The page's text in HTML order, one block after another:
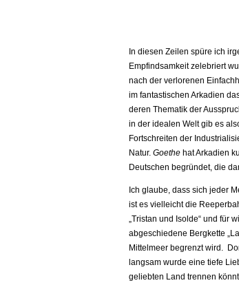
In diesen Zeilen spüre ich
Empfindsamkeit zelebriert
nach der verlorenen
im fantastischen Arkadien
deren Thematik der
in der idealen Welt gib es
Fortschreiten der
Natur. Goethe hat Arkadien
Deutschen begründet, die
Ich glaube, dass sich jeder
ist es vielleicht die
„Tristan und Isolde“ und für
abgeschiedene Bergkette
Mittelmeer begrenzt wird.
langsam wurde eine tiefe
geliebten Land trennen